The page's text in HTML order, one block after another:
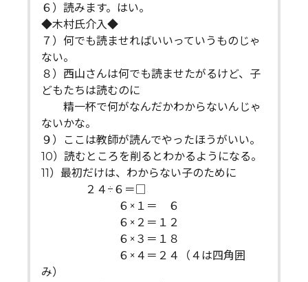
６）読みます。はい。
◆木村氏介入◆
７）何でも読ませればいいっていうものじゃ
ない。
８）西山さんは何でも読ませたがるけど、子
どもたちは読むのに
精一杯で何がなんだかわからないんじゃ
ないかな。
９）ここは教師が読んでやったほうがいい。
10）読むところを削るとわかるようになる。
11）最初だけは、わからない子のために
２４÷６＝□
６×１＝ ６
６×２＝１２
６×３＝１８
６×４＝２４（４は四角囲
み）